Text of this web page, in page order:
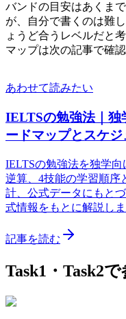
バンドの目安はあくま
が、自分で書くのは難
ょうど合うレベルだと
マップは次の記事で確認
あわせて読みたい
IELTSの勉強法｜独
ードマップとスケジ
IELTSの勉強法を独学
逆算、4技能の学習順序
計、公式データにもと
式情報をもとに解説しま
記事を読む
Task1・Task2